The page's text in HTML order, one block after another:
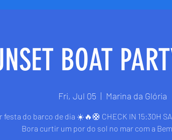
BOAT
Fri, Jul 05
  |
Marina da Glória
festa do barco de dia ☀️🔥🛟 CHECK IN 15:30H
Bora curtir um por do sol no mar com a